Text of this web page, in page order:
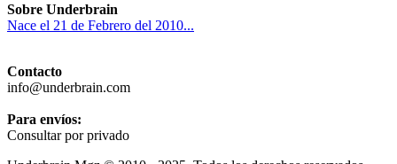
Sobre Underbrain
Nace el 21 de Febrero del 2010...
Contacto
info@underbrain.com
Para envíos:
Consultar por privado